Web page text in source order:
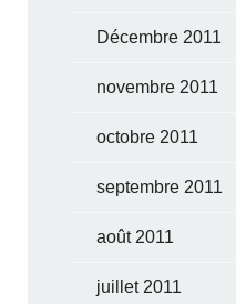
Décembre 2011
novembre 2011
octobre 2011
septembre 2011
août 2011
juillet 2011